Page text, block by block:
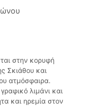
στην κορυφή
Σκιάθου και
ατμόσφαιρα.
λιμάνι και
και ηρεμία στον